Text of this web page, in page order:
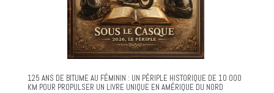
125 ANS DE BITUME AU FÉMININ : UN PÉRIPLE HISTORIQUE DE 10 000
KM POUR PROPULSER UN LIVRE UNIQUE EN AMÉRIQUE DU NORD